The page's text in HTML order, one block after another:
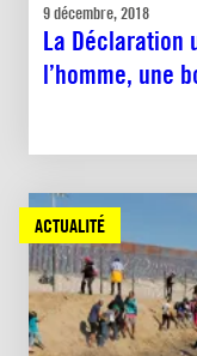
9 décembre, 2018
La Déclaration
l’homme, une
ACTUALITÉ